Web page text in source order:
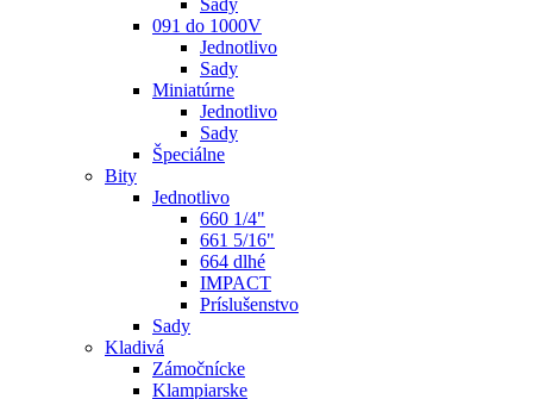
Sady
091 do 1000V
Jednotlivo
Sady
Miniatúrne
Jednotlivo
Sady
Špeciálne
Bity
Jednotlivo
660 1/4"
661 5/16"
664 dlhé
IMPACT
Príslušenstvo
Sady
Kladivá
Zámočnícke
Klampiarske